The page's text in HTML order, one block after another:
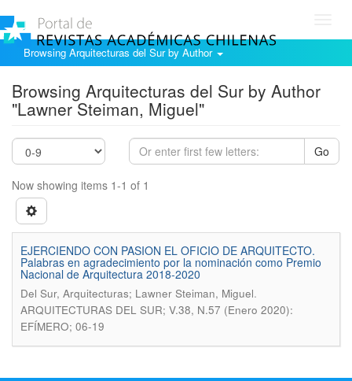
Browsing Arquitecturas del Sur by Author
Browsing Arquitecturas del Sur by Author
"Lawner Steiman, Miguel"
Go
Now showing items 1-1 of 1
EJERCIENDO CON PASION EL OFICIO DE ARQUITECTO.
Palabras en agradecimiento por la nominación como Premio
Nacional de Arquitectura 2018-2020
Del Sur, Arquitecturas; Lawner Steiman, Miguel.
ARQUITECTURAS DEL SUR; V.38, N.57 (Enero 2020):
EFÍMERO; 06-19